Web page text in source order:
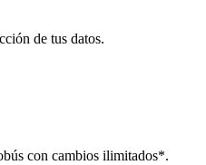
de tus datos.
con cambios ilimitados*.